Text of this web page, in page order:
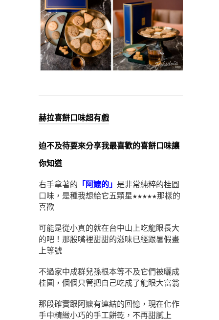
赫拉喜餅口味超有戲
迫不及待要來分享我最喜歡的喜餅口味讓
你知道
右手拿著的 「阿嬤的」 是非常純粹的桂圓
口味，是種我想給它五顆星★★★★★那樣的
喜歡
可能是從小真的就在台中山上吃龍眼長大
的吧！那股嘴裡甜甜的滋味已經跟暑假畫
上等號
不過家中成群兒孫根本等不及它們被曬成
桂圓，個個只管把自己吃成了龍眼大富翁
那段確實跟阿嬤有連結的回憶，現在化作
手中精緻小巧的手工餅乾，不再甜膩上